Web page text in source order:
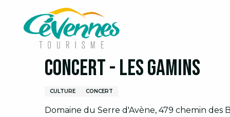
contenu
Accueil Organiser son séjour
Mercredi 12 août de 19:00 à 22:30
Concert - Les Gamins
CULTURE CONCERT
Domaine du Serre d'Avène, 479 chemin des